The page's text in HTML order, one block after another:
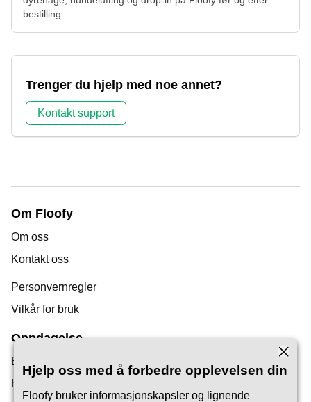
bestilling.
Trenger du hjelp med noe annet?
Kontakt support
Om Floofy
Om oss
Kontakt oss
Personvernregler
Vilkår for bruk
Oppdagelse
Bloggen vår
Hjelpesenter
Hjelp oss med å forbedre opplevelsen din
Floofy bruker informasjonskapsler og lignende